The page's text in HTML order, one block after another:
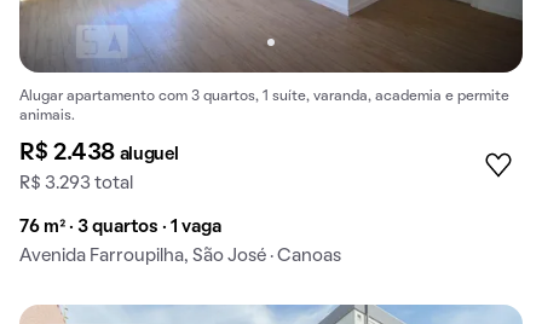
Alugar apartamento com 3 quartos, 1 suíte, varanda, academia e permite
animais.
R$ 2.438 aluguel
R$ 3.293 total
76 m² · 3 quartos · 1 vaga
Avenida Farroupilha, São José · Canoas